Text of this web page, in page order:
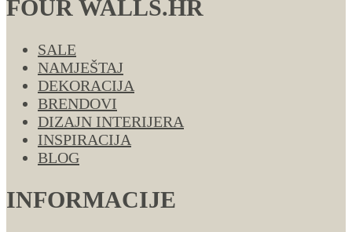
FOUR WALLS.HR
SALE
NAMJEŠTAJ
DEKORACIJA
BRENDOVI
DIZAJN INTERIJERA
INSPIRACIJA
BLOG
INFORMACIJE